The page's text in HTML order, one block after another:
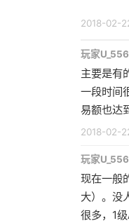
害怕电脑
手动买车
2018年2
2018-02-
玩家
主要是有
一段时间
易额也达
2018-02-
玩家
现在一般
大）。没
很多，1